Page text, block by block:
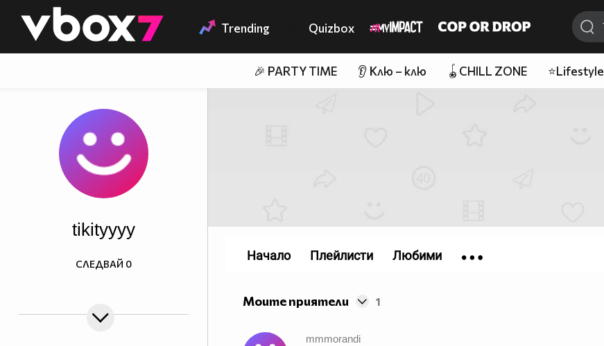
👾 Trending Quizbox
🎉 PARTY TIME 👂 Клю – клю 🪀CHILL ZONE ⭐Lifestyle
tikityyyy
СЛЕДВАЙ 0
Моите приятели 1
mmmorandi
Начало Плейлисти Любими